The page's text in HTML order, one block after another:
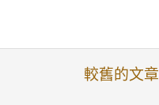
較舊的文章